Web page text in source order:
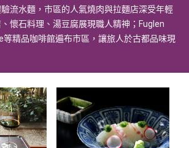
流水麵，市區的人氣燒肉與拉麵店深受年輕
懷石料理、湯豆腐展現職人精神；Fuglen
精品咖啡館遍布市區，讓旅人於古都品味現